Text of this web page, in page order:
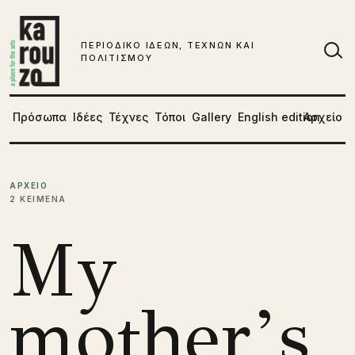
ΠΕΡΙΟΔΙΚΟ ΙΔΕΩΝ, ΤΕΧΝΩΝ ΚΑΙ
ΠΟΛΙΤΙΣΜΟΥ
Πρόσωπα Ιδέες Τέχνες Τόποι Gallery English editionΑρχείο
ΑΡΧΕΙΟ
2 ΚΕΙΜΕΝΑ
My